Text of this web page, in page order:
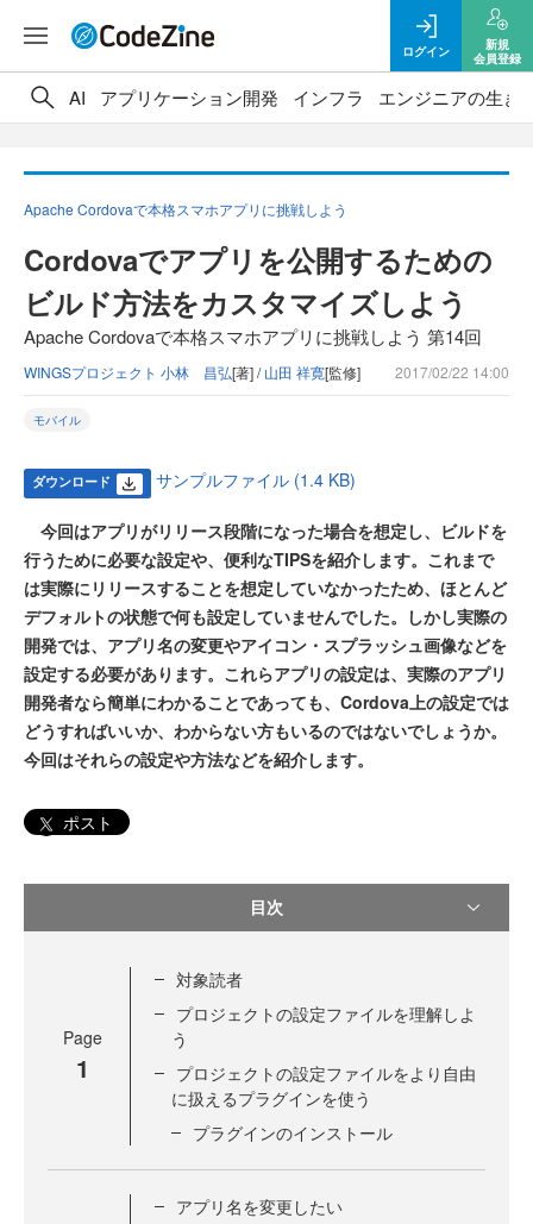
ログイン
新規
会員登録
AI アプリケーション開発 インフラ エンジニアの生き
Apache Cordovaで本格スマホアプリに挑戦しよう
Cordovaでアプリを公開するための
ビルド方法をカスタマイズしよう
Apache Cordovaで本格スマホアプリに挑戦しよう 第14回
WINGSプロジェクト 小林 昌弘[著] /山田 祥寛[監修] 2017/02/22 14:00
モバイル
ダウンロード サンプルファイル (1.4 KB)
今回はアプリがリリース段階になった場合を想定し、ビルドを
行うために必要な設定や、便利なTIPSを紹介します。これまで
は実際にリリースすることを想定していなかったため、ほとんど
デフォルトの状態で何も設定していませんでした。しかし実際の
開発では、アプリ名の変更やアイコン・スプラッシュ画像などを
設定する必要があります。これらアプリの設定は、実際のアプリ
開発者なら簡単にわかることであっても、Cordova上の設定では
どうすればいいか、わからない方もいるのではないでしょうか。
今回はそれらの設定や方法などを紹介します。
ポスト
目次
Page
1
対象読者
プロジェクトの設定ファイルを理解しよ
う
プロジェクトの設定ファイルをより自由
に扱えるプラグインを使う
プラグインのインストール
アプリ名を変更したい